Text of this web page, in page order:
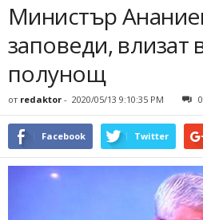
Министър
заповеди, влизат
полунощ
от redaktor - 2020/05/13 9:10:35 PM 0
Facebook Twitter